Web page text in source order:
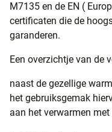
M7135 en de EN (
certificaten die de
garanderen.
Een overzichtje van de
naast de gezellige
het gebruiksgemak
aan het verwarmen